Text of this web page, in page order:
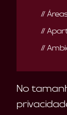
//
//
//
No